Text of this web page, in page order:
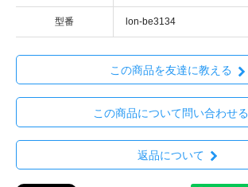
型番 lon-be3134
この商品を友達に教える
この商品について問い合わせる
返品について